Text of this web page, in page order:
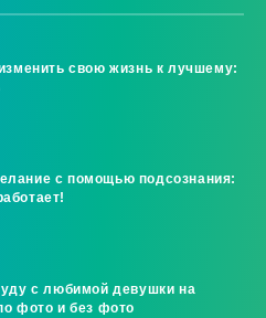
свою жизнь к лучшему:
с помощью подсознания:
с любимой девушки на
фото и без фото